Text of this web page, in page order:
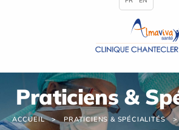
Praticiens &
ACCUEIL PRATICIENS & SPÉCIALITÉS
Panneau de gestion des cookies